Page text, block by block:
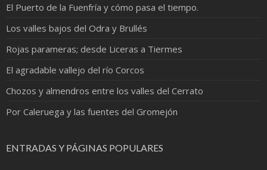
El Puerto de la Fuenfría y cómo pasa el tiempo.
Los valles bajos del Odra y Brullés
Rojas parameras; desde Liceras a Tiermes
El agradable vallejo del río Corcos
Chozos y almendros entre los valles del Cerrato
Por Caleruega y las fuentes del Gromejón
ENTRADAS Y PÁGINAS POPULARES